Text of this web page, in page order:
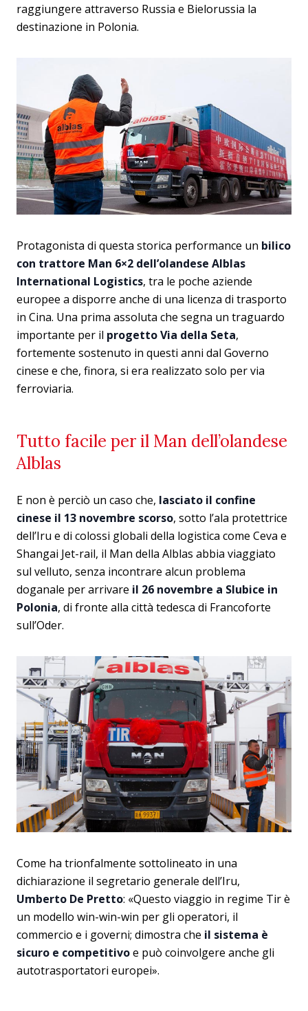
raggiungere attraverso Russia e Bielorussia la
destinazione in Polonia.
Protagonista di questa storica performance un bilico
con trattore Man 6×2 dell’olandese Alblas
International Logistics, tra le poche aziende
europee a disporre anche di una licenza di trasporto
in Cina. Una prima assoluta che segna un traguardo
importante per il progetto Via della Seta,
fortemente sostenuto in questi anni dal Governo
cinese e che, finora, si era realizzato solo per via
ferroviaria.
Tutto facile per il Man dell’olandese
Alblas
E non è perciò un caso che, lasciato il confine
cinese il 13 novembre scorso, sotto l’ala protettrice
dell’Iru e di colossi globali della logistica come Ceva e
Shangai Jet-rail, il Man della Alblas abbia viaggiato
sul velluto, senza incontrare alcun problema
doganale per arrivare il 26 novembre a Slubice in
Polonia, di fronte alla città tedesca di Francoforte
sull’Oder.
Come ha trionfalmente sottolineato in una
dichiarazione il segretario generale dell’Iru,
Umberto De Pretto: «Questo viaggio in regime Tir è
un modello win-win-win per gli operatori, il
commercio e i governi; dimostra che il sistema è
sicuro e competitivoe può coinvolgere anche gli
autotrasportatori europei».